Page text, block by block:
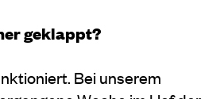
geklappt?
Bei unserem